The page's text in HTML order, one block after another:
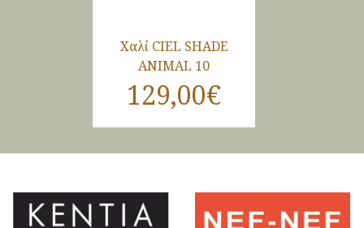
Χαλί CIEL SHADE
ANIMAL 10
129,00€